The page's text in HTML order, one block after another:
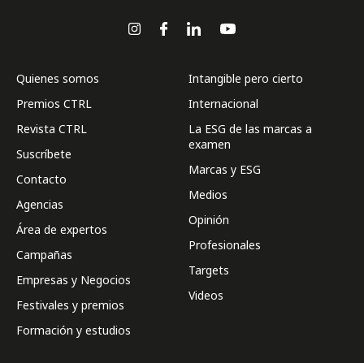
Quienes somos
Premios CTRL
Revista CTRL
Suscríbete
Contacto
Agencias
Área de expertos
Campañas
Empresas y Negocios
Festivales y premios
Formación y estudios
Intangible pero cierto
Internacional
La ESG de las marcas a
examen
Marcas y ESG
Medios
Opinión
Profesionales
Targets
Videos